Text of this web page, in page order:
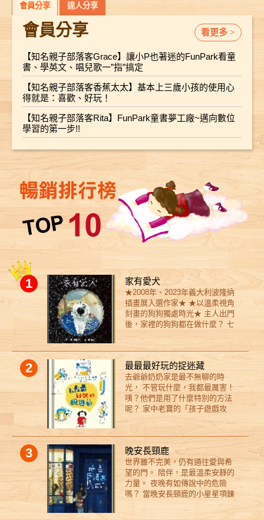
會員分享 達人分享
會員分享 看更多 >
【知名親子部落客Grace】讓小P也著迷的FunPark看童
書、學英文、唱兒歌一”指”搞定
【知名親子部落客香蕉太太】基本上三歲小孩的使用心
得就是：喜歡、好玩！
【知名親子部落客Rita】FunPark童書夢工廠~邁向數位
學習的第一步!!
1 家有愛犬
★2008年、2023年義大利波隆納
插畫展入選作家★ ★以溫柔視角
刻畫的狗狗獨處時光★ 主人出門
後，家裡的狗狗都在做什麼？ 七
隻狗狗、七種個性、七種日常風
景， 真實的模樣，就是值得被愛
的理由。 當金黃色的太陽從建築
物之間探出頭來，新的一天開始
了。 一樓的珍島犬「珍島」站在
玄關前，乖乖的守著家； 二樓的
英國指示犬「雷歐」忙著尋找昨
天沒啃完的骨頭； 邊境牧羊犬
「閃電」則思考著今天要玩些什
麼； 三樓的貴賓「可可」因為年
紀大了，連下床都顯得吃力； 黃
金獵犬「餅乾」似乎覺得早餐吃
不夠，四處嗅著找食物； 住在頂
樓的米克斯「奉柱」，主人一出
門就咬起盆栽闖禍； 而不久前才
被收養的小獵犬「喬莉」，看來
2 最最最好玩的捉迷藏
去爺爺奶奶家是最不無聊的時
光， 不管玩什麼，我都最厲害！
咦？他們是用了什麼特別的方法
呢？ 家中老寶的「孩子遊戲攻
略」 一段祖孫的親密故事， 帶你
拉近與孩子的距離！ 爺爺和奶奶
在玩捉迷藏的時候，似乎有點不
拿手。 即使他們很努力了， 奶奶
一樣是最最最不會躲藏的人， 爺
爺也是最最最不會說謊的人。 還
是，是因為他們的孫女（就是我
啦）是世界上最最最會玩捉迷藏
的人？ 總之有一件事是可以確定
3 晚安長頸鹿
世界雖不完美，仍有通往愛與希
望的門。 陪伴，是最溫柔安靜的
力量。 夜晚有如傳說中的危險
嗎？ 當晚安長頸鹿的小星星項鍊
發光時， 他將帶給你滿滿一籮筐
的溫暖， 以及一段奇幻、不可思